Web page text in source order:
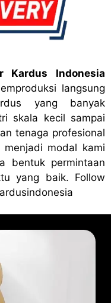
Kardus Indonesia
langsung
yang banyak
skala kecil sampai
tenaga profesional
modal kami
bentuk permintaan
yang baik. Follow
ardusindonesia